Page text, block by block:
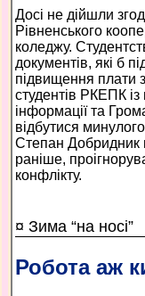
Досі не дійшли
Рівненського
коледжу.
документів, які б
підвищення плати
студентів РКЕПК
інформації та
відбутися
Степан Добридник
раніше,
конфлікту.
¤ Зима “на носі”
Робота аж